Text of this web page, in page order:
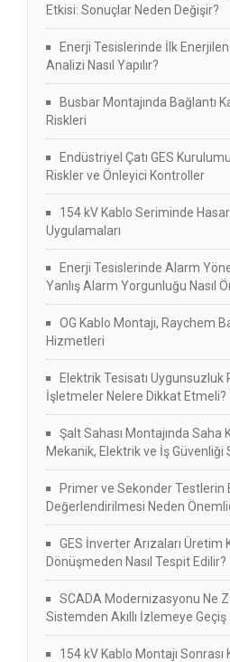
Etkisi: Sonuçlar Neden Değişir?
Enerji Tesislerinde İlk
Analizi Nasıl Yapılır?
Busbar Montajında Bağlantı
Riskleri
Endüstriyel Çatı GES
Riskler ve Önleyici Kontroller
154 kV Kablo Seriminde
Uygulamaları
Enerji Tesislerinde Alarm
Yanlış Alarm Yorgunluğu Nasıl
OG Kablo Montajı, Raychem
Hizmetleri
Elektrik Tesisatı Uygunsuzluk
İşletmeler Nelere Dikkat Etmeli?
Şalt Sahası Montajında Saha
Mekanik, Elektrik ve İş Güvenliği
Primer ve Sekonder Testlerin
Değerlendirilmesi Neden
GES İnverter Arızaları Üretim
Dönüşmeden Nasıl Tespit Edilir?
SCADA Modernizasyonu Ne
Sistemden Akıllı İzlemeye Geçiş
154 kV Kablo Montajı Sonrası